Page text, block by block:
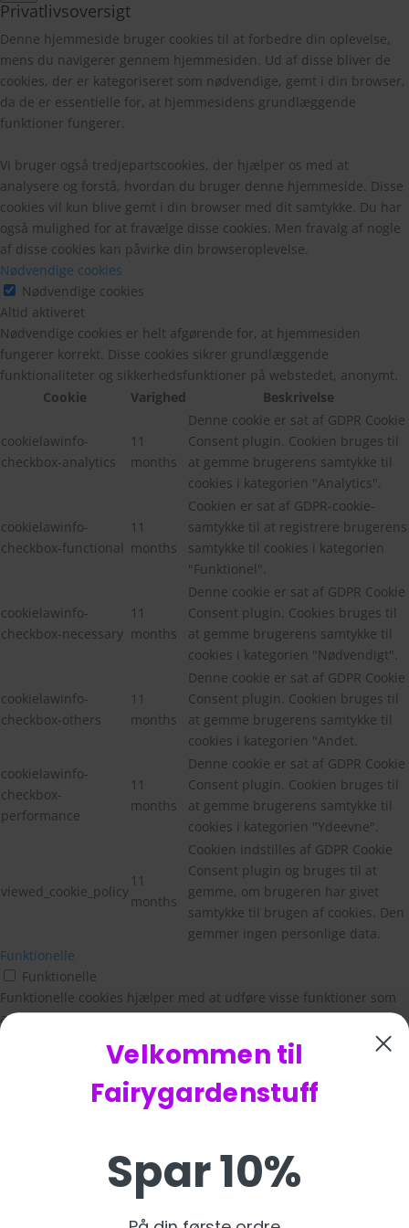
Privatlivsoversigt
Denne hjemmeside bruger cookies til at forbedre din oplevelse,
mens du navigerer gennem hjemmesiden. Ud af disse bliver de
cookies, der er kategoriseret som nødvendige, gemt i din browser,
da de er essentielle for, at hjemmesidens grundlæggende
funktioner fungerer.
Vi bruger også tredjepartscookies, der hjælper os med at
analysere og forstå, hvordan du bruger denne hjemmeside. Disse
cookies vil kun blive gemt i din browser med dit samtykke. Du har
også mulighed for at fravælge disse cookies. Men fravalg af nogle
af disse cookies kan påvirke din browseroplevelse.
Nødvendige cookies
Nødvendige cookies
Altid aktiveret
Nødvendige cookies er helt afgørende for, at hjemmesiden
fungerer korrekt. Disse cookies sikrer grundlæggende
funktionaliteter og sikkerhedsfunktioner på webstedet, anonymt.
Cookie
Varighed Beskrivelse
cookielawinfo-
checkbox-analytics
11
months
Denne cookie er sat af GDPR Cookie
Consent plugin. Cookien bruges til
at gemme brugerens samtykke til
cookies i kategorien "Analytics".
cookielawinfo-
checkbox-functional
11
months
Cookien er sat af GDPR-cookie-
samtykke til at registrere brugerens
samtykke til cookies i kategorien
"Funktionel".
cookielawinfo-
checkbox-necessary
11
months
Denne cookie er sat af GDPR Cookie
Consent plugin. Cookies bruges til
at gemme brugerens samtykke til
cookies i kategorien "Nødvendigt".
cookielawinfo-
checkbox-others
11
months
Denne cookie er sat af GDPR Cookie
Consent plugin. Cookien bruges til
at gemme brugerens samtykke til
cookies i kategorien "Andet.
cookielawinfo-
checkbox-
performance
11
months
Denne cookie er sat af GDPR Cookie
Consent plugin. Cookien bruges til
at gemme brugerens samtykke til
cookies i kategorien "Ydeevne".
viewed_cookie_policy
11
months
Cookien indstilles af GDPR Cookie
Consent plugin og bruges til at
gemme, om brugeren har givet
samtykke til brugen af cookies. Den
gemmer ingen personlige data.
Funktionelle
Funktionelle
Funktionelle cookies hjælper med at udføre visse funktioner som
at dele webstedets indhold på sociale medieplatforme, indsamle
Præstationscookies bruges til at forstå og analysere de vigtigste
Velkommen til
Fairygardenstuff
Spar 10%